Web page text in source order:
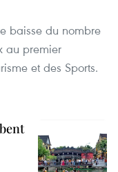
baisse du nombre
au premier
et des Sports.